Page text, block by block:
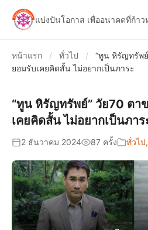
แบ่งปันโอกาส เพื่ออนาคตที่ก้าว
หน้าแรก / ทั่วไป /
“ทูน หิรัญทรัพ
ยอมรับเคยคิดสั้น ไม่อยากเป็นภาระ
“ทูน หิรัญทรัพย์” วัย70 ตา
เคยคิดสั้น ไม่อยากเป็นภาร
2 ธันวาคม 2024 87 ครั้ง ทั่วไป,